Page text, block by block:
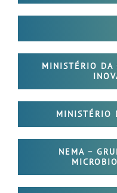
MINISTÉRIO DA
MINISTÉRIO
NEMA –